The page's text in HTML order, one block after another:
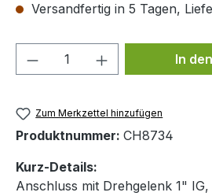
Versandfertig in 5 Tagen,
Produkt Anzahl: Gib
In
Zum Merkzettel hinzufügen
Produktnummer: CH8734
Kurz-Details:
Anschluss mit Drehgelenk 1"